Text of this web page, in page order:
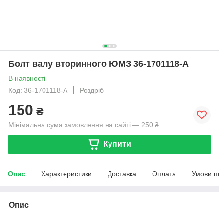
Болт валу вторинного ЮМЗ 36-1701118-А
В наявності
Код: 36-1701118-А
Роздріб
150 ₴
Мінімальна сума замовлення на сайті — 250 ₴
Купити
Опис Характеристики Доставка Оплата Умови
Опис